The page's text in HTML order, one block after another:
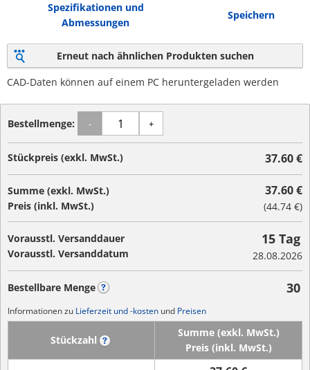
Spezifikationen und
Abmessungen
Speichern
Erneut nach ähnlichen Produkten suchen
CAD-Daten können auf einem PC heruntergeladen werden
Bestellmenge: - +
Stückpreis (exkl. MwSt.) 37.60 €
Summe (exkl. MwSt.)
Preis (inkl. MwSt.)
37.60 €
(44.74 €)
Vorausstl. Versanddauer
Vorausstl. Versanddatum
15 Tag
28.08.2026
Bestellbare Menge 30
Informationen zu Lieferzeit und -kosten und Preisen
Stückzahl
Summe (exkl. MwSt.)
Preis (inkl. MwSt.)